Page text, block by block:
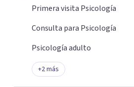
Primera visita Psicología
Consulta para Psicología
Psicología adulto
+2más